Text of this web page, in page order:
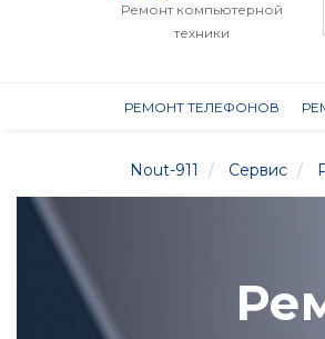
Ремонт компьютерной
техники
РЕМОНТ ТЕЛЕФОНОВ
Nout-911 Сервис